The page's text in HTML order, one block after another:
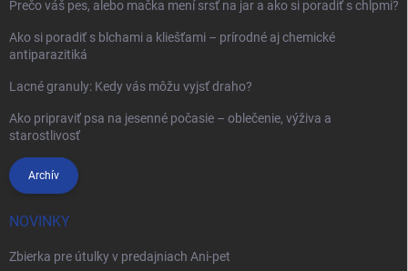
Prečo váš pes, alebo mačka mení srsť na jar a ako si poradiť s chlpmi?
Ako si poradiť s blchami a kliešťami – prírodné aj chemické
antiparazitiká
Lacné granuly: Kedy vás môžu vyjsť draho?
Ako pripraviť psa na jesenné počasie – oblečenie, výživa a
starostlivosť
Archív
NOVINKY
Zbierka pre útulky v predajniach Ani-pet